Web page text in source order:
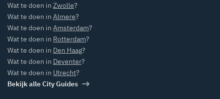
Wat te doen in Zwolle?
Wat te doen in Almere?
Wat te doen in Amsterdam?
Wat te doen in Rotterdam?
Wat te doen in Den Haag?
Wat te doen in Deventer?
Wat te doen in Utrecht?
Bekijk alle City Guides